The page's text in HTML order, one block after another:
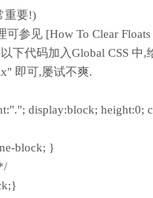
重要!)
可参见 [How To Clear
下代码加入Global CSS 中,
即可,屡试不爽.
display:block; height:0;
block; }